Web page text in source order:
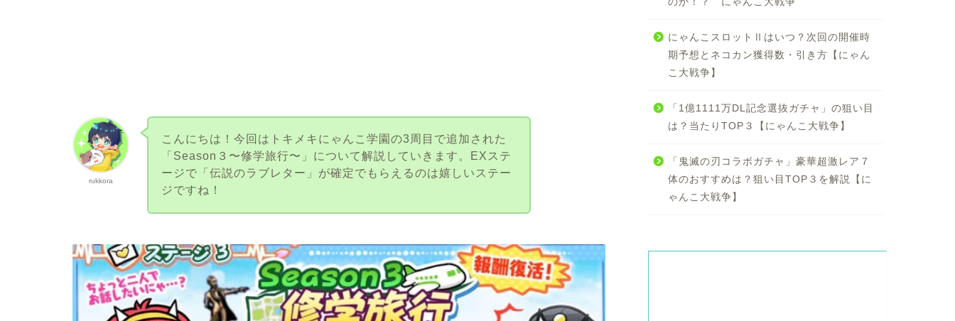
rukkora
こんにちは！今回はトキメキにゃんこ学園の3周目で追加された
「Season３〜修学旅行〜」について解説していきます。EXステ
ージで「伝説のラブレター」が確定でもらえるのは嬉しいステー
ジですね！
にゃんこスロットⅡはいつ？次回の開催時
期予想とネコカン獲得数・引き方【にゃん
こ大戦争】
「1億1111万DL記念選抜ガチャ」の狙い目
は？当たりTOP３【にゃんこ大戦争】
「鬼滅の刃コラボガチャ」豪華超激レア７
体のおすすめは？狙い目TOP３を解説【に
ゃんこ大戦争】